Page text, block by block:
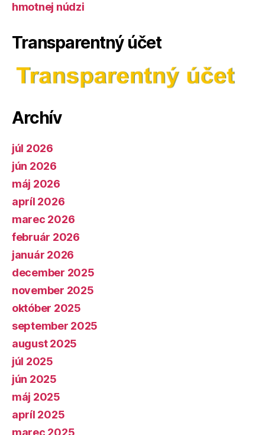
hmotnej núdzi
Transparentný účet
Archív
júl 2026
jún 2026
máj 2026
apríl 2026
marec 2026
február 2026
január 2026
december 2025
november 2025
október 2025
september 2025
august 2025
júl 2025
jún 2025
máj 2025
apríl 2025
marec 2025